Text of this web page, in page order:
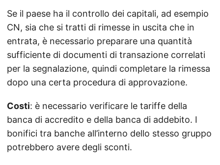
Se il paese ha il controllo dei capitali, ad esempio
CN, sia che si tratti di rimesse in uscita che in
entrata, è necessario preparare una quantità
sufficiente di documenti di transazione correlati
per la segnalazione, quindi completare la rimessa
dopo una certa procedura di approvazione.
Costi: è necessario verificare le tariffe della
banca di accredito e della banca di addebito. I
bonifici tra banche all’interno dello stesso gruppo
potrebbero avere degli sconti.